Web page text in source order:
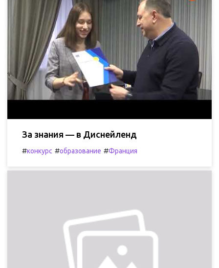
За знания — в Диснейленд
#конкурс #образование #Франция